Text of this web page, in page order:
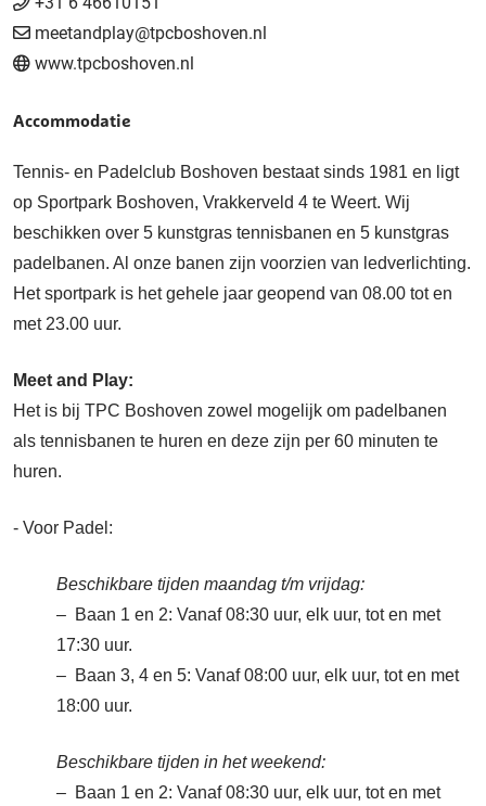
meetandplay@tpcboshoven.nl
www.tpcboshoven.nl
Accommodatie
Tennis- en Padelclub Boshoven bestaat sinds 1981 en ligt
op Sportpark Boshoven, Vrakkerveld 4 te Weert. Wij
beschikken over 5 kunstgras tennisbanen en 5 kunstgras
padelbanen. Al onze banen zijn voorzien van ledverlichting.
Het sportpark is het gehele jaar geopend van 08.00 tot en
met 23.00 uur.
Meet and Play:
Het is bij TPC Boshoven zowel mogelijk om padelbanen
als tennisbanen te huren en deze zijn per 60 minuten te
huren.
- Voor Padel:
Beschikbare tijden maandag t/m vrijdag:
– Baan 1 en 2: Vanaf 08:30 uur, elk uur, tot en met
17:30 uur.
– Baan 3, 4 en 5: Vanaf 08:00 uur, elk uur, tot en met
18:00 uur.
Beschikbare tijden in het weekend:
– Baan 1 en 2: Vanaf 08:30 uur, elk uur, tot en met